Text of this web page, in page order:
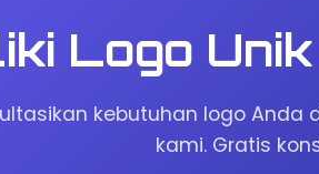
Logo
kebutuhan logo Anda
kami. Gratis